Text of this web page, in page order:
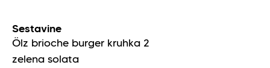
Sestavine
Ölz brioche burger kruhka 2
zelena solata